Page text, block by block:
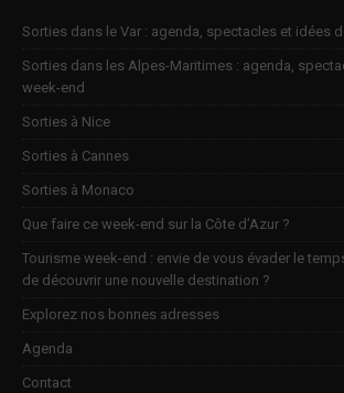
Sorties dans le Var : agenda, spectacles et idées
Sorties dans les Alpes-Maritimes : agenda,
week-end
Sorties à Nice
Sorties à Cannes
Sorties à Monaco
Que faire ce week-end sur la Côte d’Azur ?
Tourisme week-end : envie de vous évader le
de découvrir une nouvelle destination ?
Explorez nos bonnes adresses
Agenda
Contact